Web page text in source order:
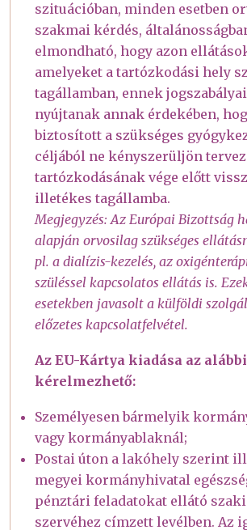
szituációban, minden esetben
szakmai kérdés,
elmondható, hogy azon
amelyeket a tartózkodási hely
tagállamban, ennek
nyújtanak annak érdekében,
biztosított a szükséges
céljából ne kényszerüljön
tartózkodásának vége előtt
illetékes tagállamba.
Megjegyzés: Az Európai Bizottság
alapján orvosilag szükséges
pl. a dialízis-kezelés, az
szüléssel kapcsolatos ellátás is.
esetekben javasolt a külföldi
előzetes kapcsolatfelvétel.
Az EU-Kártya kiadása az
kérelmezhető:
Személyesen bármelyik
vagy kormányablaknál;
Postai úton a lakóhely szerint
megyei kormányhivatal
pénztári feladatokat ellátó
szervéhez címzett levélben. Az